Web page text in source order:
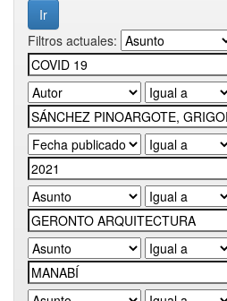
Filtros actuales: